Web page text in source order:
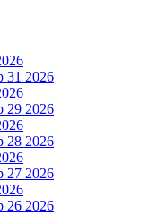
31 2026
29 2026
28 2026
27 2026
26 2026